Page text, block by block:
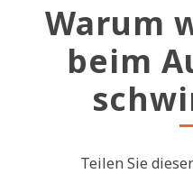
Warum
beim
Teilen Sie